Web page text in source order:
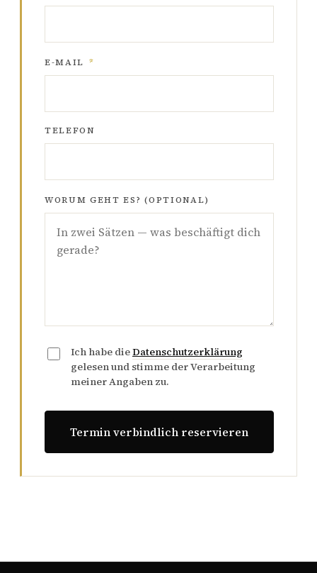
E-MAIL *
TELEFON
WORUM GEHT ES? (OPTIONAL)
Ich habe dieDatenschutzerklärung
gelesen und stimme der Verarbeitung
meiner Angaben zu.
Termin verbindlich reservieren